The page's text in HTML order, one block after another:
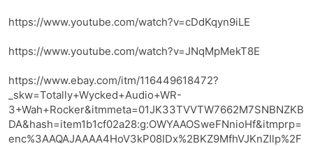
https://www.youtube.com/watch?v=cDdKqyn9iLE
https://www.youtube.com/watch?v=JNqMpMekT8E
https://www.ebay.com/itm/116449618472?
_skw=Totally+Wycked+Audio+WR-
3+Wah+Rocker&itmmeta=01JK33TVVTW7662M7SNBNZKB
DA&hash=item1b1cf02a28:g:OWYAAOSweFNnioHf&itmprp=
enc%3AAQAJAAAA4HoV3kP08IDx%2BKZ9MfhVJKnZIlp%2F